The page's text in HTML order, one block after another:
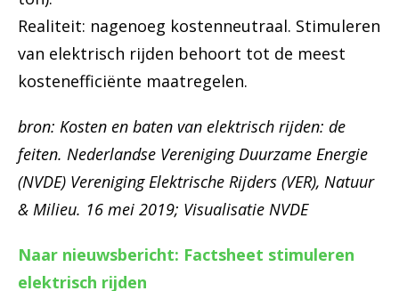
Realiteit: nagenoeg kostenneutraal. Stimuleren
van elektrisch rijden behoort tot de meest
kostenefficiënte maatregelen.
bron: Kosten en baten van elektrisch rijden: de
feiten. Nederlandse Vereniging Duurzame Energie
(NVDE) Vereniging Elektrische Rijders (VER), Natuur
& Milieu. 16 mei 2019; Visualisatie NVDE
Naar nieuwsbericht: Factsheet stimuleren
elektrisch rijden